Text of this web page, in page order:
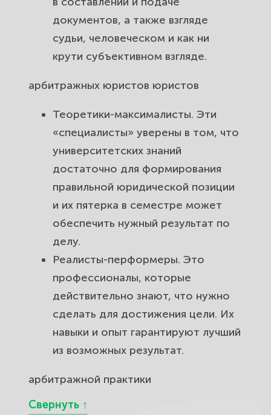
документов, а также взгляде
судьи, человеческом и как ни
крути субъективном взгляде.
арбитражных юристов юристов
Теоретики-максималисты. Эти
«специалисты» уверены в том, что
университетских знаний
достаточно для формирования
правильной юридической позиции
и их пятерка в семестре может
обеспечить нужный результат по
делу.
Реалисты-перформеры. Это
профессионалы, которые
действительно знают, что нужно
сделать для достижения цели. Их
навыки и опыт гарантируют лучший
из возможных результат.
арбитражной практики